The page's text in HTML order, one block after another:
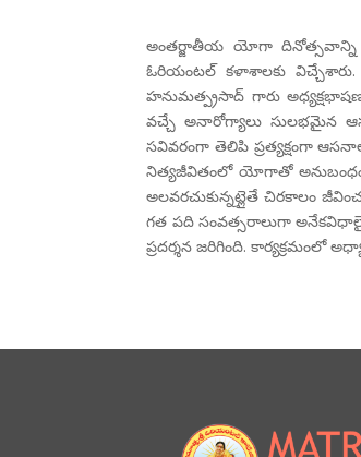
అంతర్జాతీయ యోగా దినోత్సవాన్ని
ఓరియంటల్ కళాశాలకు
హనుమత్ప్రసాద్ గారు
వచ్చే అనారోగ్యాలు సులభమైన
సవివరంగా తెలిపి ప్రత్యక్షంగా
నిత్యజీవితంలో యోగాతో
అలవరచుకున్నట్లైతే చిరకాలం
గత పది సంవత్సరాలుగా
ప్రదర్శన జరిగింది. కార్యక్రమంలో